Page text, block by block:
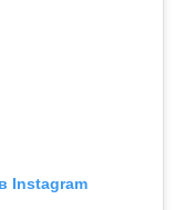
Instagram